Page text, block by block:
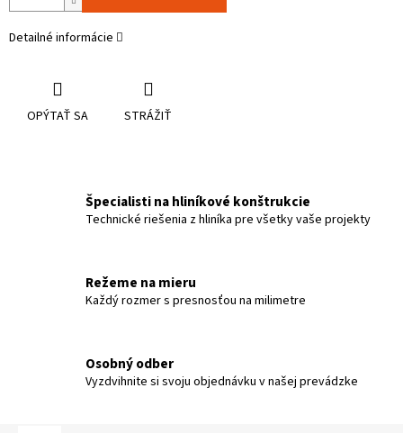
Detailné informácie
OPÝTAŤ SA STRÁŽIŤ
Špecialisti na hliníkové konštrukcie
Technické riešenia z hliníka pre všetky vaše projekty
Režeme na mieru
Každý rozmer s presnosťou na milimetre
Osobný odber
Vyzdvihnite si svoju objednávku v našej prevádzke